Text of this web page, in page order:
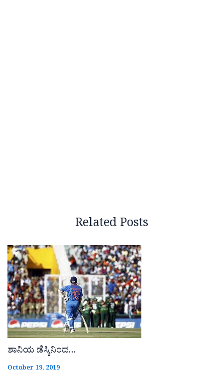
Related Posts
ಶಾನಿಯ ಡೆಸ್ಕಿನಿಂದ…
October 19, 2019